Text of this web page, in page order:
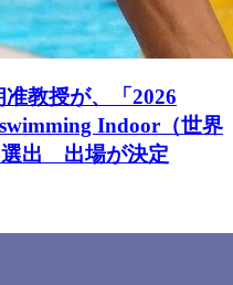
教授が、「2026
Indoor（世界
選出 出場が決定